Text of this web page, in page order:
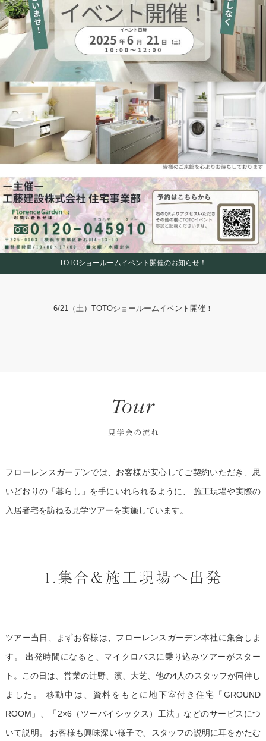
TOTOショールームイベント開催のお知らせ！
6/21（土）TOTOショールームイベント開催！
フローレンスガーデンでは、お客様が安心してご契約いただき、思
いどおりの「暮らし」を手にいれられるように、 施工現場や実際の
入居者宅を訪ねる見学ツアーを実施しています。
ツアー当日、まずお客様は、フローレンスガーデン本社に集合しま
す。 出発時間になると、マイクロバスに乗り込みツアーがスター
ト。この日は、営業の辻野、濱、大芝、他の4人のスタッフが同伴し
ました。 移動中は、資料をもとに地下室付き住宅「GROUND
ROOM」、「2×6（ツーバイシックス）工法」などのサービスにつ
いて説明。 お客様も興味深い様子で、スタッフの説明に耳をかたむ